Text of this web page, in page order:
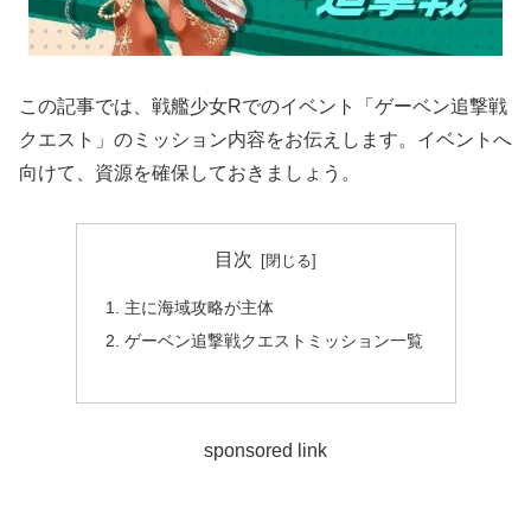
この記事では、戦艦少女Rでのイベント「ゲーベン追撃戦
クエスト」のミッション内容をお伝えします。イベントへ
向けて、資源を確保しておきましょう。
目次
主に海域攻略が主体
ゲーベン追撃戦クエストミッション一覧
sponsored link